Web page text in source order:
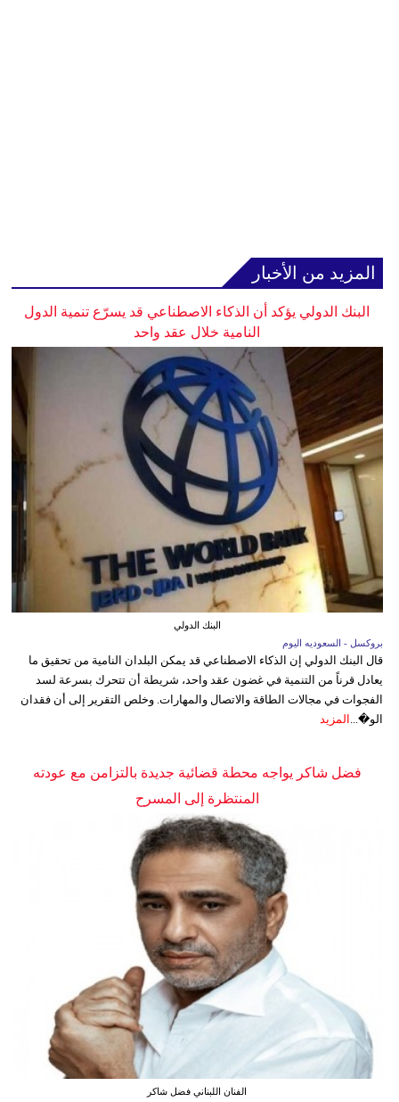
المزيد من الأخبار
البنك الدولي يؤكد أن الذكاء الاصطناعي قد يسرّع تنمية الدول
النامية خلال عقد واحد
البنك الدولي
بروكسل - السعوديه اليوم
قال البنك الدولي إن الذكاء الاصطناعي قد يمكن البلدان النامية من تحقيق ما
يعادل قرناً من التنمية في غضون عقد واحد، شريطة أن تتحرك بسرعة لسد
الفجوات في مجالات الطاقة والاتصال والمهارات. وخلص التقرير إلى أن فقدان
الو�...
المزيد
فضل شاكر يواجه محطة قضائية جديدة بالتزامن مع عودته
المنتظرة إلى المسرح
الفنان اللبناني فضل شاكر